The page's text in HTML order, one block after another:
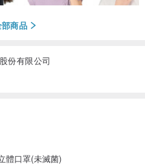
商品
份有限公司
體口罩(未滅菌)